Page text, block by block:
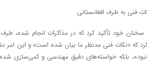
فنی به طرف افغانستانی
خود تأکید کرد که در مذاکرات انجام شده،
که «نکات فنی مدنظر ما بیان شده است» و این امر
نبوده، بلکه خواسته‌های دقیق مهندسی و کمی‌سازی